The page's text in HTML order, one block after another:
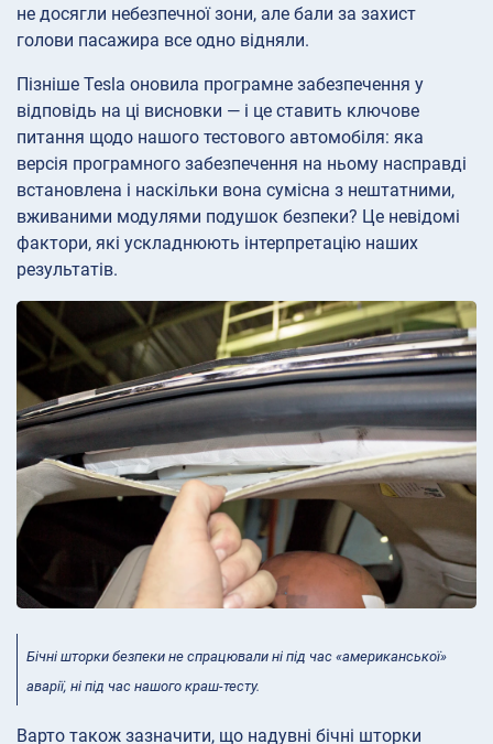
не досягли небезпечної зони, але бали за захист
голови пасажира все одно відняли.
Пізніше Tesla оновила програмне забезпечення у
відповідь на ці висновки — і це ставить ключове
питання щодо нашого тестового автомобіля: яка
версія програмного забезпечення на ньому насправді
встановлена і наскільки вона сумісна з нештатними,
вживаними модулями подушок безпеки? Це невідомі
фактори, які ускладнюють інтерпретацію наших
результатів.
Бічні шторки безпеки не спрацювали ні під час «американської»
аварії, ні під час нашого краш-тесту.
Варто також зазначити, що надувні бічні шторки